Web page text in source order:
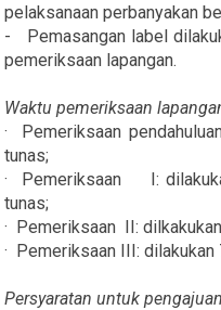
pelaksanaan perbanyakan
- Pemasangan label
pemeriksaan lapangan.
Waktu pemeriksaan
· Pemeriksaan
tunas;
· Pemeriksaan I:
tunas;
· Pemeriksaan II:
· Pemeriksaan III:
Persyaratan untuk